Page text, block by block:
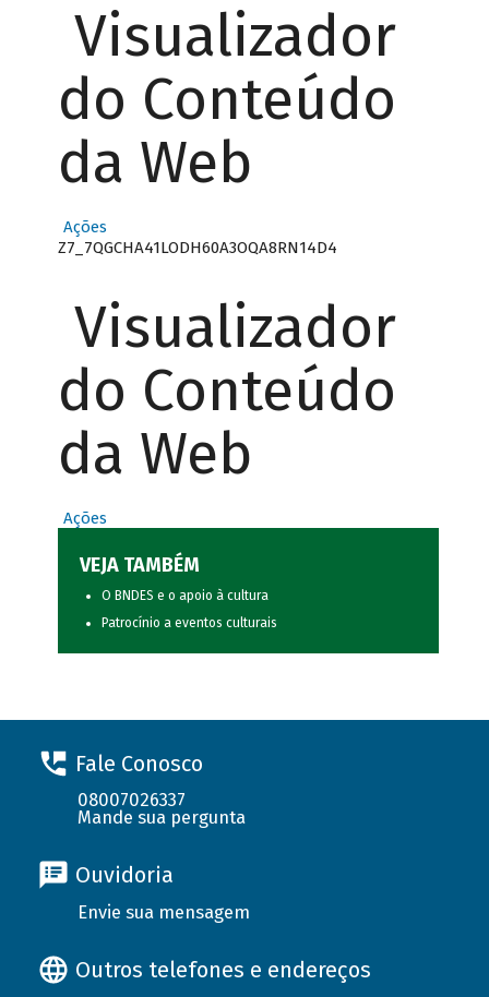
Visualizador
do Conteúdo
da Web
Ações
Z7_7QGCHA41LODH60A3OQA8RN14D4
Visualizador
do Conteúdo
da Web
Ações
VEJA TAMBÉM
O BNDES e o apoio à cultura
Patrocínio a eventos culturais
Fale Conosco
08007026337
Mande sua pergunta
Ouvidoria
Envie sua mensagem
Outros telefones e endereços